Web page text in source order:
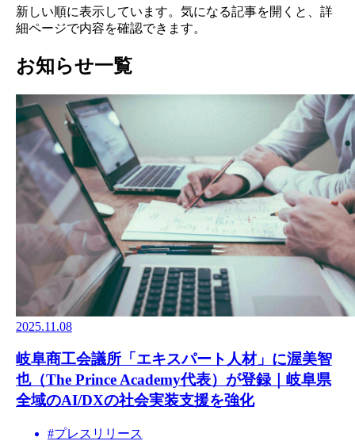
新しい順に表示しています。気になる記事を開くと、詳
細ページで内容を確認できます。
お知らせ一覧
2025.11.08
岐阜商工会議所「エキスパート人材」に渥美智
也（The Prince Academy代表）が登録｜岐阜県
全域のAI/DXの社会実装支援を強化
#プレスリリース